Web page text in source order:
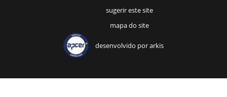
sugerir este site
mapa do site
desenvolvido porarkis